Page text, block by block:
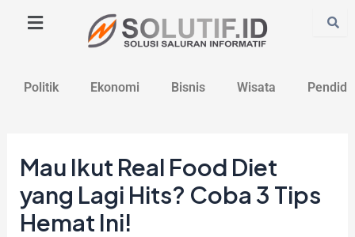
Politik Ekonomi Bisnis Wisata
Mau Ikut Real Food Diet
yang Lagi Hits? Coba 3 Tips
Hemat Ini!
navigation